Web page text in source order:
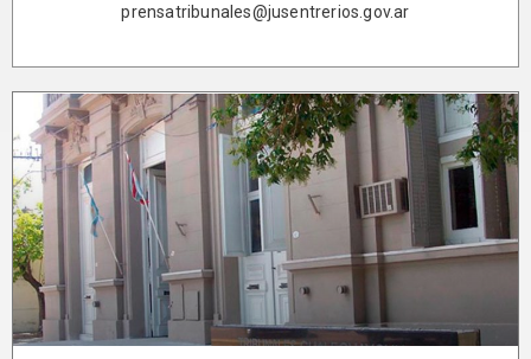
prensatribunales@jusentrerios.gov.ar